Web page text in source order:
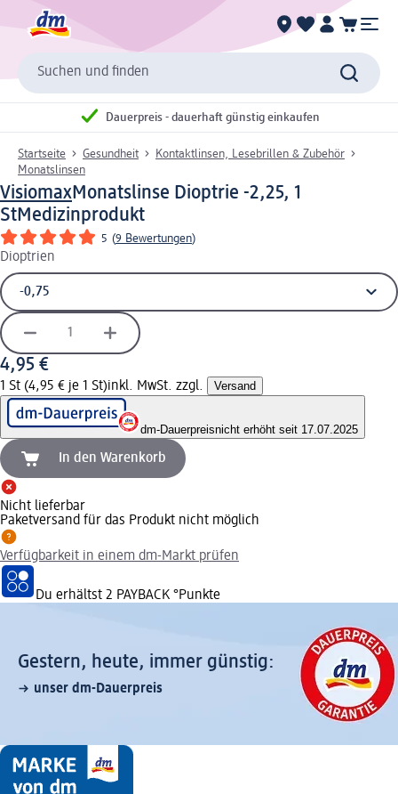
Suchen und finden
Dauerpreis - dauerhaft günstig einkaufen
Startseite Gesundheit
Kontaktlinsen, Lesebrillen & Zubehör
Monatslinsen
VisiomaxMonatslinse Dioptrie -2,25, 1
StMedizinprodukt
5 (9 Bewertungen)
Dioptrien
4,95 €
1 St (4,95 € je 1 St)inkl. MwSt. zzgl. Versand
dm-Dauerpreisnicht erhöht seit 17.07.2025
In den Warenkorb
Nicht lieferbar
Paketversand für das Produkt nicht möglich
Verfügbarkeit in einem dm-Markt prüfen
Du erhältst 2 PAYBACK °Punkte
Gestern, heute, immer günstig:
unser dm-Dauerpreis